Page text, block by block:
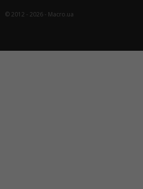
© 2012 - 2026 - Macro.ua